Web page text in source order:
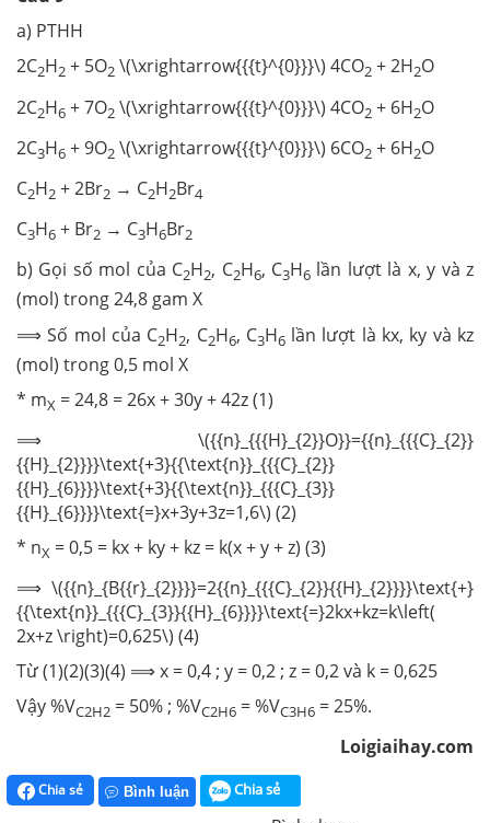
a) PTHH
2C2H2 + 5O2 \(\xrightarrow{{{t}^{0}}}\) 4CO2 + 2H2O
2C2H6 + 7O2 \(\xrightarrow{{{t}^{0}}}\) 4CO2 + 6H2O
2C3H6 + 9O2 \(\xrightarrow{{{t}^{0}}}\) 6CO2 + 6H2O
C2H2 + 2Br2 → C2H2Br4
C3H6 + Br2 → C3H6Br2
b) Gọi số mol của C2H2, C2H6, C3H6 lần lượt là x, y và z
(mol) trong 24,8 gam X
⟹ Số mol của C2H2, C2H6, C3H6lần lượt là kx, ky và kz
(mol) trong 0,5 mol X
* mX = 24,8 = 26x + 30y + 42z (1)
⟹ \({{n}_{{{H}_{2}}O}}={{n}_{{{C}_{2}}
{{H}_{2}}}}\text{+3}{{\text{n}}_{{{C}_{2}}
{{H}_{6}}}}\text{+3}{{\text{n}}_{{{C}_{3}}
{{H}_{6}}}}\text{=}x+3y+3z=1,6\) (2)
* nX = 0,5 = kx + ky + kz = k(x + y + z) (3)
⟹ \({{n}_{B{{r}_{2}}}}=2{{n}_{{{C}_{2}}{{H}_{2}}}}\text{+}
{{\text{n}}_{{{C}_{3}}{{H}_{6}}}}\text{=}2kx+kz=k\left(
2x+z \right)=0,625\) (4)
Từ (1)(2)(3)(4) ⟹ x = 0,4 ; y = 0,2 ; z = 0,2 và k = 0,625
Vậy %VC2H2 = 50% ; %VC2H6 = %VC3H6 = 25%.
Loigiaihay.com
Chia sẻ Bình luận Chia sẻ